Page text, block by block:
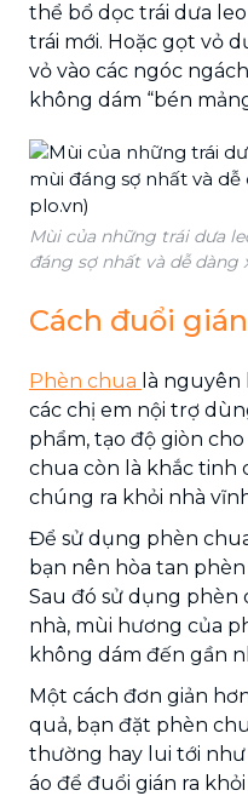
thể bổ dọc trái dưa
trái mới. Hoặc gọt vỏ
vỏ vào các ngóc
không dám “bén
Mùi của những trái dưa
đáng sợ nhất và dễ dàng
Cách đuổi
Phèn chua là
các chị em nội trợ
phẩm, tạo độ giòn
chua còn là khắc tinh
chúng ra khỏi nhà
Để sử dụng phèn
bạn nên hòa tan
Sau đó sử dụng phèn
nhà, mùi hương của
không dám đến gần
Một cách đơn giản
quả, bạn đặt phèn
thường hay lui tới
áo để đuổi gián ra khỏi